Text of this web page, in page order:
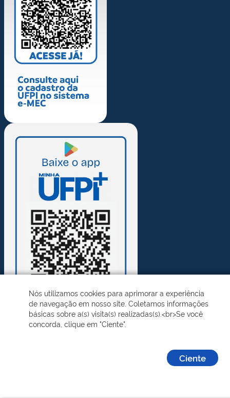
Nós utilizamos cookies para aprimorar a experiência
de navegação em nosso site. Coletamos informações
básicas sobre a(s) visita(s) realizadas(s).<br>Se você
concorda, clique em "Ciente".
Ciente